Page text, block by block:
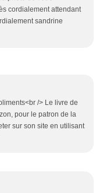
cordialement attendant
sandrine
/> Le livre de
pour le patron de la
sur son site en utilisant